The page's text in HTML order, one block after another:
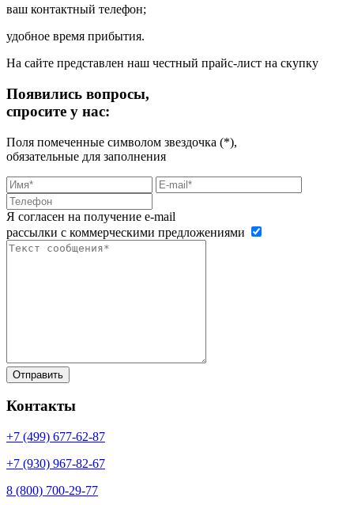
ваш контактный телефон;
удобное время прибытия.
На сайте представлен наш честный прайс-лист на скупку
Появились вопросы,
спросите у нас:
Поля помеченные символом звездочка (*),
обязательные для заполнения
Я согласен на получение e-mail
рассылки с коммерческими предложениями
Контакты
+7 (499) 677-62-87
+7 (930) 967-82-67
8 (800) 700-29-77